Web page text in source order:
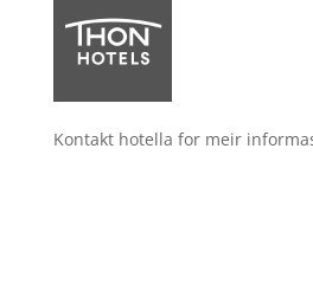
Kontakt hotella for meir